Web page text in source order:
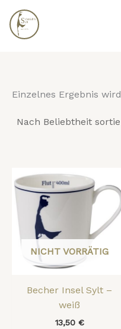
Zum
Inhalt
springen
Einzelnes Ergebnis
NICHT VORRÄTIG
Becher Insel Sylt –
weiß
13,50 €